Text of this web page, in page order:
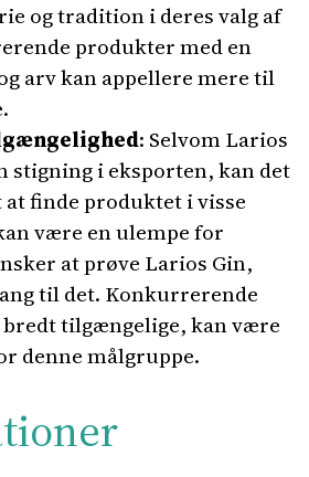
og tradition i deres valg af
produkter med en
arv kan appellere mere til
: Selvom Larios
stigning i eksporten, kan det
finde produktet i visse
være en ulempe for
at prøve Larios Gin,
til det. Konkurrerende
tilgængelige, kan være
denne målgruppe.